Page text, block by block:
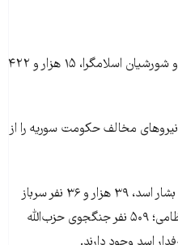
در میان کشته‌شدگانِ نیروهای مخالف و شورشیان اسلامگرا، ۱۵ هزار و ۴۲۲
مخالف حکومت سوریه را از
در آمار کشته‌شدگان وفادار به حکومت بشار اسد، ۳۹ هزار و ۳۶ نفر سرباز
ارتش رسمی؛ ۶۵ هزار و ۵۲۴ نفر شبه‌نظامی؛ ۵۰۹ نفر جنگجوی حزب‌الله